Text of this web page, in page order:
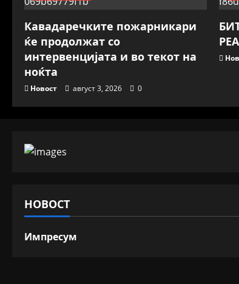
Кавадаречките пожарникари
ќе продолжат со
интервенцијата и во текот на
ноќта
Новост август 3, 2026 0
НОВОСТ
Импресум